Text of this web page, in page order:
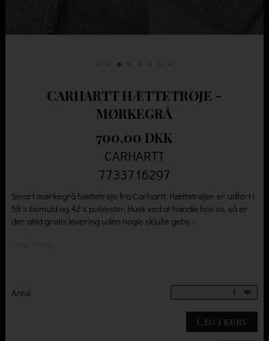
CARHARTT HÆTTETRØJE -
MØRKEGRÅ
700.00 DKK
CARHARTT
7733716297
Smart mørkegrå hættetrøje fra Carhartt. Hættetrøjen er udført i
58 % bomuld og 42 % polyester. Husk ved at handle hos os, så er
der altid gratis levering uden nogle skjulte geby...
Antal 1
LÆG I KURV